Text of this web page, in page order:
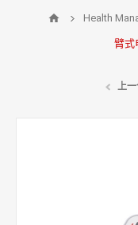
Health
臂式
上